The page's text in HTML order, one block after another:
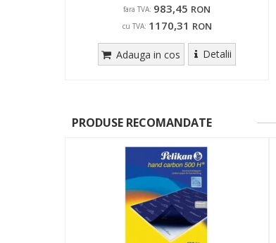
fara TVA: 983,45 RON
cu TVA: 1170,31 RON
Adauga in cos Detalii
PRODUSE RECOMANDATE